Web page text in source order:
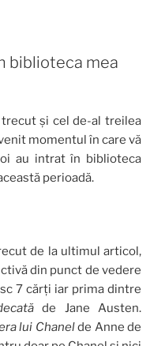
biblioteca mea
și cel de-al treilea
momentul în care vă
au intrat în biblioteca
perioadă.
de la ultimul articol,
din punct de vedere
7 cărți iar prima dintre
de Jane Austen.
lui Chanelde Anne de